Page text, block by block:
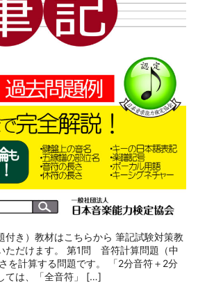
付き）教材はこちらから 筆記試験対策教
ただけます。 第1問 音符計算問題（中
を計算する問題です。 「2分音符＋2分
ては、「全音符」 […]